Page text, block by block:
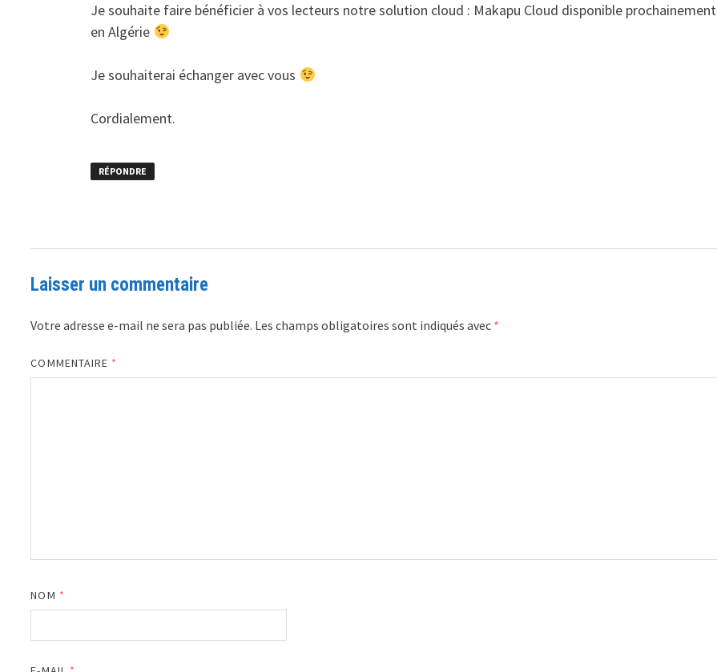
Je souhaite faire bénéficier à vos lecteurs notre solution cloud : Makapu Cloud disponible prochainement
en Algérie
Je souhaiterai échanger avec vous
Cordialement.
RÉPONDRE
Laisser un commentaire
Votre adresse e-mail ne sera pas publiée. Les champs obligatoires sont indiqués avec *
COMMENTAIRE *
NOM *